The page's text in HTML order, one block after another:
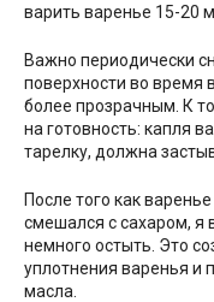
варить варенье 15-20
Важно периодически
поверхности во время
более прозрачным. К
на готовность: капля
тарелку, должна
После того как
смешался с сахаром,
немного остыть. Это
уплотнения варенья и
масла.